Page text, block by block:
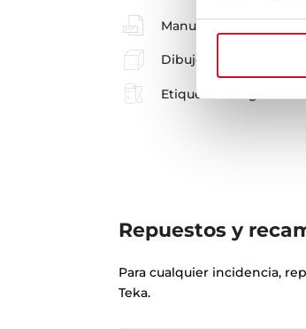
Manual de usuario
Dibujo técnico
Etiqueta energética
Repuestos y
Para cualquier incidencia,
Teka.